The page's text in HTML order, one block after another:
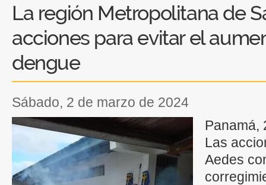
La región Metropolitana de
acciones para evitar el
dengue
sábado, 2 de marzo de 2024
Panamá,
Las
Aedes